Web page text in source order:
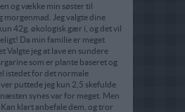
og vække min søster til
morgenmad. Jeg valgte dine
42g. økologisk gær i, og det vil
Da min familie er meget
Valgte jeg at lave en sundere
som er plante baseret og
istedet for det normale
puttede jeg kun 2,5 skefulde
synes var for meget. Men
klart anbefale dem, og tror